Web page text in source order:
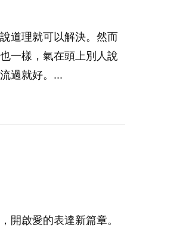
道理就可以解決。然而
一樣，氣在頭上別人說
過就好。...
開啟愛的表達新篇章。